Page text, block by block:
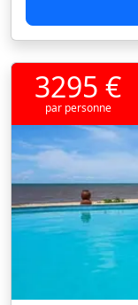
3295 €
par personne